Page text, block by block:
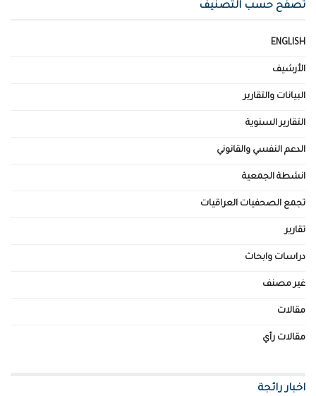
تصفح حسب التصنيف
ENGLISH
الأرشيف
البيانات والتقارير
التقارير السنوية
الدعم النفسي والقانوني
انشطة الجمعية
تجمع الصحفيات العراقيات
تقارير
دراسات وابحاث
غير مصنف
مقالات
مقالات رأي
اخبار رائجة